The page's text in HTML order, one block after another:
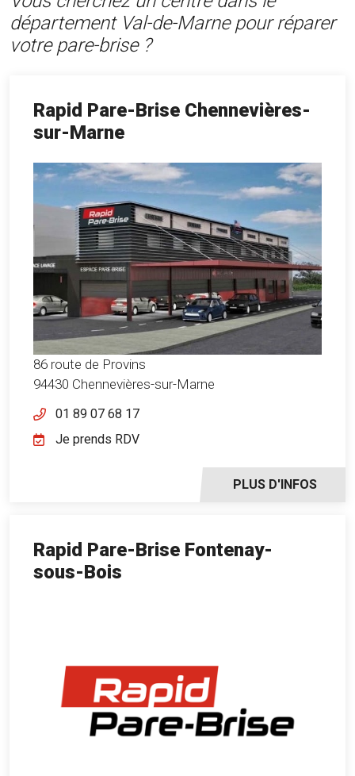
département Val-de-Marne pour réparer
votre pare-brise ?
Rapid Pare-Brise Chennevières-
sur-Marne
86 route de Provins
94430 Chennevières-sur-Marne
01 89 07 68 17
PLUS D'INFOS
Je prends RDV
Rapid Pare-Brise Fontenay-
sous-Bois